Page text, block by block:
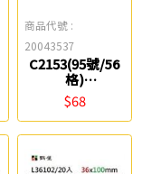
商品代號 :
20043537
C2153(95號/56
格)
21.2x52.5mm
A4三用電腦標籤
鶴屋
$68